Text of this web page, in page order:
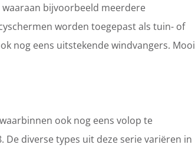
bijvoorbeeld meerdere
worden toegepast als tuin- of
nog eens uitstekende windvangers. Mooi
ook nog eens volop te
De diverse types uit deze serie variëren in